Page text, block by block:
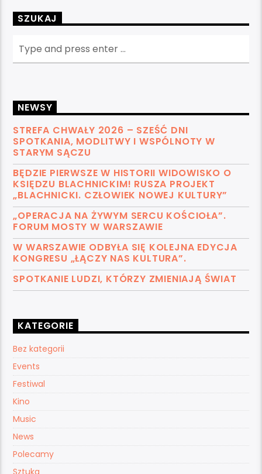
SZUKAJ
NEWSY
STREFA CHWAŁY 2026 – SZEŚĆ DNI
SPOTKANIA, MODLITWY I WSPÓLNOTY W
STARYM SĄCZU
BĘDZIE PIERWSZE W HISTORII WIDOWISKO O
KSIĘDZU BLACHNICKIM! RUSZA PROJEKT
„BLACHNICKI. CZŁOWIEK NOWEJ KULTURY”
„OPERACJA NA ŻYWYM SERCU KOŚCIOŁA”.
FORUM MOSTY W WARSZAWIE
W WARSZAWIE ODBYŁA SIĘ KOLEJNA EDYCJA
KONGRESU „ŁĄCZY NAS KULTURA”.
SPOTKANIE LUDZI, KTÓRZY ZMIENIAJĄ ŚWIAT
KATEGORIE
Bez kategorii
Events
Festiwal
Kino
Music
News
Polecamy
Sztuka